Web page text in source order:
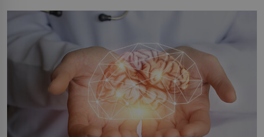
by pokoj miminka měl působit především klidně a útulně.
Předškolní věk je